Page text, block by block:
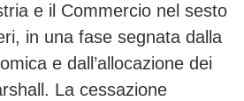
e il Commercio nel sesto
in una fase segnata dalla
e dall’allocazione dei
La cessazione